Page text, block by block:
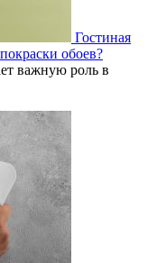
Гостиная
обоев?
важную роль в